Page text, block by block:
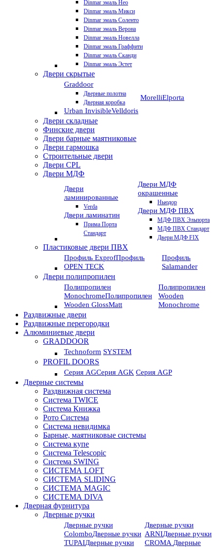
Dinmar эмаль Нео
Dinmar эмаль Микси
Dinmar эмаль Соленто
Dinmar эмаль Верона
Dinmar эмаль Новелла
Dinmar эмаль Граффити
Dinmar эмаль Сканди
Dinmar эмаль Эстет
Двери скрытые
Graddoor
Дверные полотна
Дверная коробка
Urban InvisibleVelldoris
MorelliElporta
Двери складные
Финские двери
Двери барные маятниковые
Двери гармошка
Строительные двери
Двери CРL
Двери МДФ
Двери
ламинированные
Verda
Двери ламинатин
Прима Порта
Стандарт
Двери МДФ
окрашенные
Ньюдор
Двери МДФ ПВХ
МДФ ПВХ Эльпорта
МДФ ПВХ Стандарт
Двери МДФ FIX
Пластиковые двери ПВХ
Профиль ExprofПрофиль
OPEN TECK
Профиль
Salamander
Двери полипропилен
Полипропилен
MonochromeПолипропилен
Wooden GlossMatt
Полипропилен
Wooden
Monochrome
Раздвижные двери
Раздвижные перегородки
Алюминиевые двери
GRADDOOR
Technoform SYSTEM
PROFIL DOORS
Серия AGСерия AGK Серия AGP
Дверные системы
Раздвижная система
Система TWICE
Система Книжка
Рото Система
Система невидимка
Барные, маятниковые системы
Система купе
Система Telescopic
Система SWING
СИСТЕМА LOFT
СИСТЕМА SLIDING
СИСТЕМА MAGIC
СИСТЕМА DIVA
Дверная фурнитура
Дверные ручки
Дверные ручки
ColomboДверные ручки
TUPAIДверные ручки
Дверные ручки
ARNIДверные ручки
CROMA Дверные